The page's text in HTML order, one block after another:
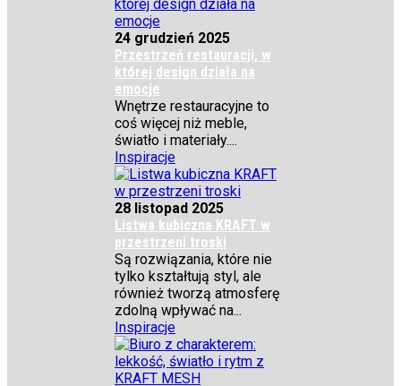
24 grudzień 2025
Przestrzeń restauracji, w
której design działa na
emocje
Wnętrze restauracyjne to
coś więcej niż meble,
światło i materiały....
Inspiracje
28 listopad 2025
Listwa kubiczna KRAFT w
przestrzeni troski
Są rozwiązania, które nie
tylko kształtują styl, ale
również tworzą atmosferę
zdolną wpływać na...
Inspiracje